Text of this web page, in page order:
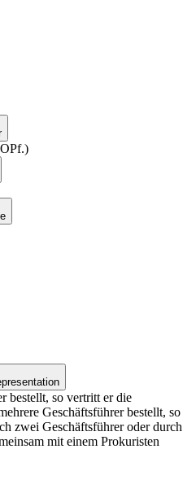
bestellt, so vertritt er die
Geschäftsführer bestellt, so
zwei Geschäftsführer oder durch
mit einem Prokuristen